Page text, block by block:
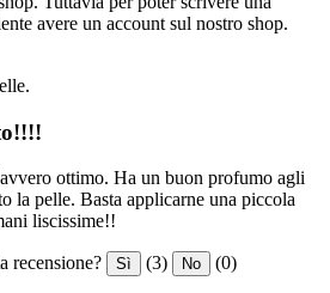
avere un account sul nostro shop.
ottimo. Ha un buon profumo agli
la pelle. Basta applicarne una piccola
liscissime!!
recensione? Sì (3) No (0)